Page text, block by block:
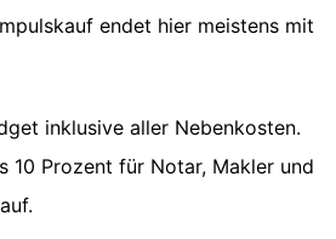
endet hier meistens mit
inklusive aller Nebenkosten.
10 Prozent für Notar, Makler und